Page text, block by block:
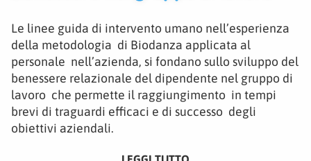
Le linee guida di intervento umano nell’esperienza
della metodologia di Biodanza applicata al
personale nell’azienda, si fondano sullo sviluppo del
benessere relazionale del dipendente nel gruppo di
lavoro che permette il raggiungimento in tempi
brevi di traguardi efficaci e di successo degli
obiettivi aziendali.